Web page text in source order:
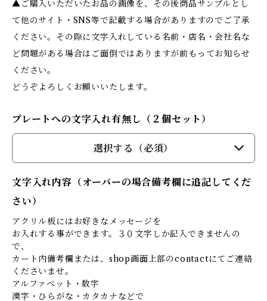
▲ご購入いただいたお品の画像を、その後商品サンプルとし
て他のサイト・SNS等で記載する場合がありますのでご了承
ください。その際に文字入れしている名前・店名・会社名な
ど問題がある場合はご面倒ではありますが前もってお知らせ
ください。
どうぞよろしくお願いいたします。
プレートへの文字入れ有無し（２個セット）
選択する（必須）
文字入れ内容（オーバーの場合備考欄に追記してくだ
さい）
アクリル板にはお好きなメッセージを
お入れする事ができます。３０文字しか記入できませんの
で、
カート内備考欄または、shop画面上部のcontactにてご連絡
くださいませ。
アルファベット・数字
漢字・ひらがな・カタカナなどで